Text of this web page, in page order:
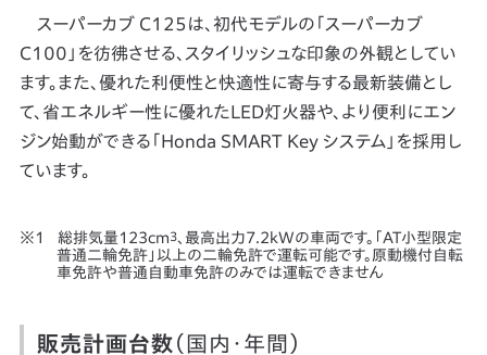
スーパーカブ C125は、初代モデルの「スーパーカブ
C100」を彷彿させる、スタイリッシュな印象の外観としてい
ます。また、優れた利便性と快適性に寄与する最新装備とし
て、省エネルギー性に優れたLED灯火器や、より便利にエン
ジン始動ができる「Honda SMART Key システム」を採用し
ています。
総排気量123cm3、最高出力7.2kWの車両です。「AT小型限定
普通二輪免許」以上の二輪免許で運転可能です。原動機付自転
車免許や普通自動車免許のみでは運転できません
販売計画台数 （国内・年間）